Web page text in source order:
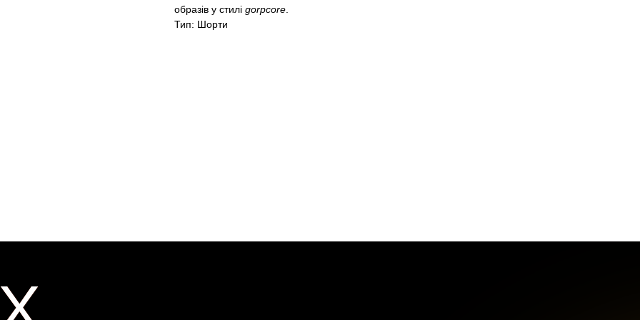
образів у стилі gorpcore.
Тип: Шорти